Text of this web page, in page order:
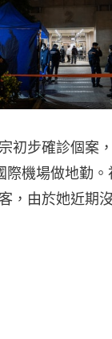
初步確診個案
機場做地勤
，由於她近期